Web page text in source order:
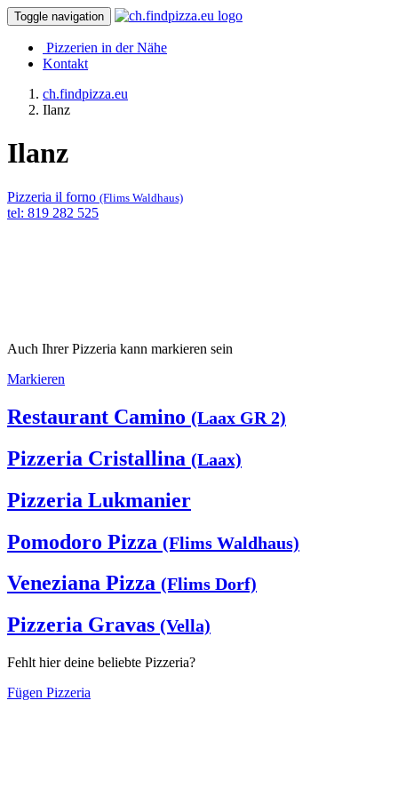
Toggle navigation
Pizzerien in der Nähe
Kontakt
ch.findpizza.eu
Ilanz
Ilanz
Pizzeria il forno (Flims Waldhaus)
tel: 819 282 525
Auch Ihrer Pizzeria kann markieren sein
Markieren
Restaurant Camino (Laax GR 2)
Pizzeria Cristallina (Laax)
Pizzeria Lukmanier
Pomodoro Pizza (Flims Waldhaus)
Veneziana Pizza (Flims Dorf)
Pizzeria Gravas (Vella)
Fehlt hier deine beliebte Pizzeria?
Fügen Pizzeria